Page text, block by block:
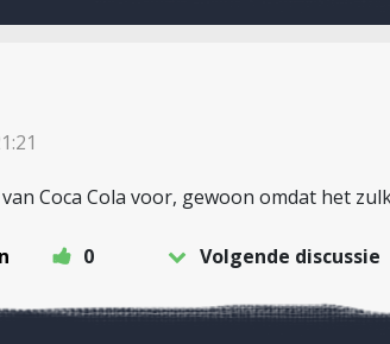
Coca Cola voor, gewoon omdat het
0 Volgende discussie